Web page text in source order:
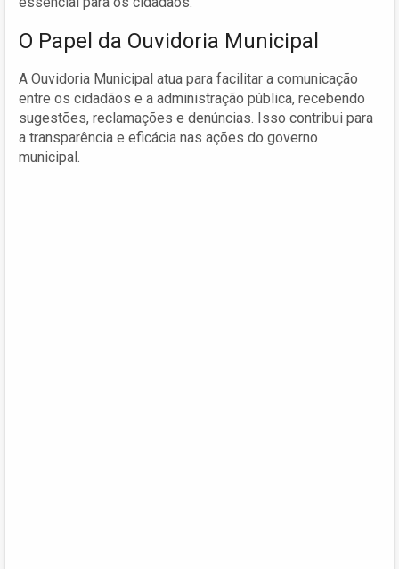
O Papel da Ouvidoria Municipal
A Ouvidoria Municipal atua para facilitar a comunicação
entre os cidadãos e a administração pública, recebendo
sugestões, reclamações e denúncias. Isso contribui para
a transparência e eficácia nas ações do governo
municipal.